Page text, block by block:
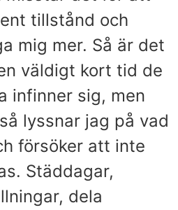
tillstånd och
mig mer. Så är det
väldigt kort tid de
infinner sig, men
lyssnar jag på vad
försöker att inte
Städdagar,
dela